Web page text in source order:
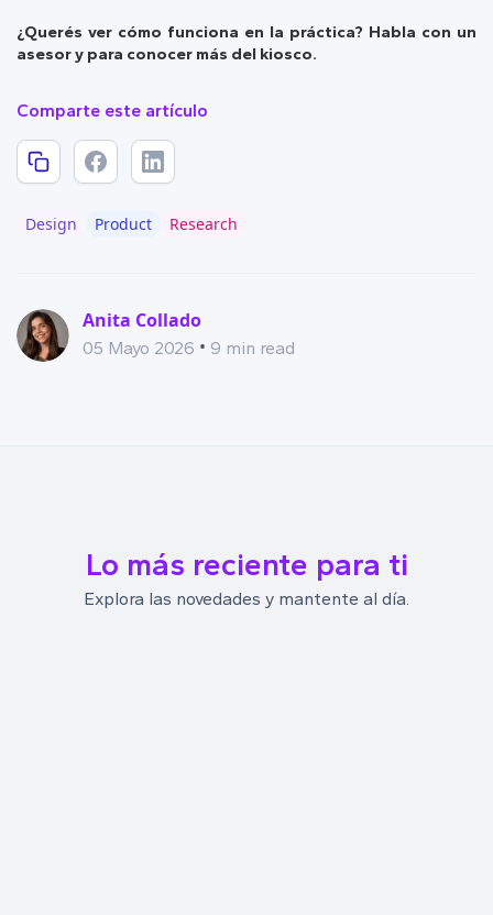
¿Querés ver cómo funciona en la práctica? Habla con un
asesor y para conocer más del kiosco.
Comparte este artículo
Design Product Research
Anita Collado
05 Mayo 2026 • 9 min read
Lo más reciente para ti
Explora las novedades y mantente al día.